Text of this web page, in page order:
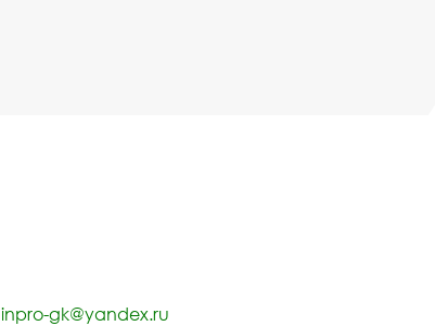
inpro-gk@yandex.ru